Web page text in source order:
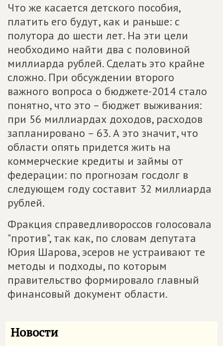
Что же касается детского пособия,
платить его будут, как и раньше: с
полутора до шести лет. На эти цели
необходимо найти два с половиной
миллиарда рублей. Сделать это крайне
сложно. При обсуждении второго
важного вопроса о бюджете-2014 стало
понятно, что это – бюджет выживания:
при 56 миллиардах доходов, расходов
запланировано – 63. А это значит, что
области опять придется жить на
коммерческие кредиты и займы от
федерации: по прогнозам госдолг в
следующем году составит 32 миллиарда
рублей.
Фракция справедливороссов голосовала
"против", так как, по словам депутата
Юрия Шарова, эсеров не устраивают те
методы и подходы, по которым
правительство формировало главный
финансовый документ области.
Новости